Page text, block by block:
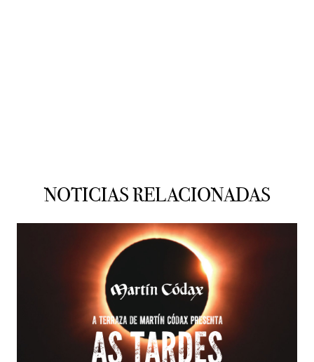
NOTICIAS RELACIONADAS